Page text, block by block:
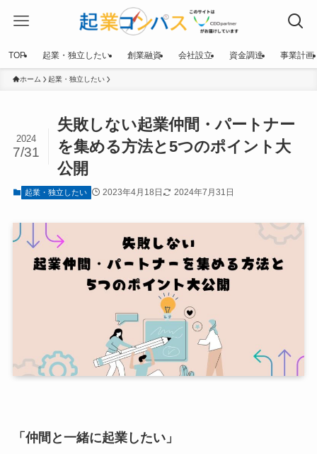
TOP 起業・独立したい 創業融資 会社設立 資金調達 事業計画
ホーム 起業・独立したい
失敗しない起業仲間・パートナー
を集める方法と5つのポイント大
公開
2024
7/31
起業・独立したい 2023年4月18日 2024年7月31日
「仲間と一緒に起業したい」